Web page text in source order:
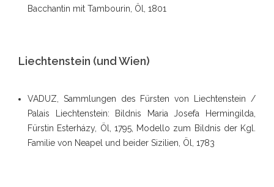
Bacchantin mit Tambourin, Öl, 1801
Liechtenstein (und Wien)
VADUZ, Sammlungen des Fürsten von Liechtenstein /
Palais Liechtenstein: Bildnis Maria Josefa Hermingilda,
Fürstin Esterházy, Öl, 1795, Modello zum Bildnis der Kgl.
Familie von Neapel und beider Sizilien, Öl, 1783